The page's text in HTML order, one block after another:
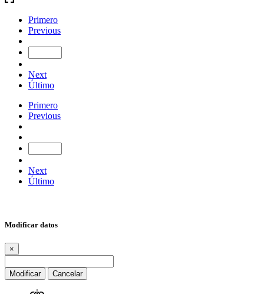
Primero
Previous
Next
Último
Primero
Previous
Next
Último
Modificar datos
×
Modificar Cancelar